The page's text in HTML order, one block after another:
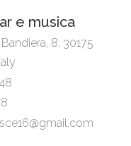
e musica
8, 30175